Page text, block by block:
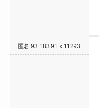
金
匿名 93.183.91.x:11293